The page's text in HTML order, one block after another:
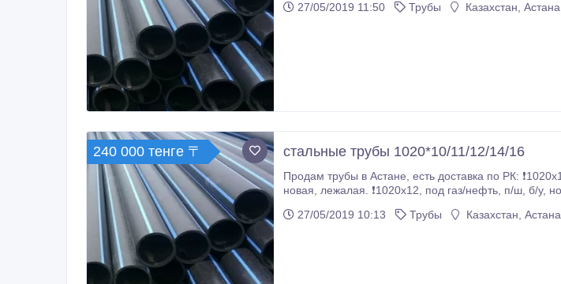
27/05/2019 11:50
Трубы Казахстан, Астана
240 000 тенге 〒 стальные трубы 1020*10/11/12/14/16
Продам трубы в Астане, есть доставка по РК: ❗1020х10, под газ/нефть, п/ш, б/у, новая, лежалая. ❗1020х11, под газ/нефть, п/ш, б/у,
новая, лежалая. ❗1020х12, под газ/нефть, п/ш, б/у, новая, лежалая. ❗1020х14, под газ/нефть, п/ш, б/у, новая, лежалая. ❗1020х16,
27/05/2019 10:13
Трубы Казахстан, Астана